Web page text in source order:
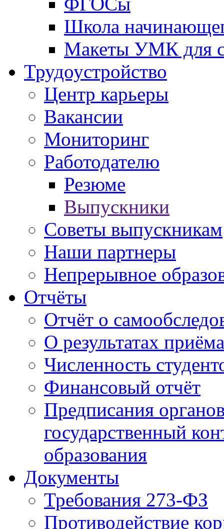
Школа
Макеты УМК для
Трудоустройство
Центр карьеры
Вакансии
Мониторинг
Работодателю
Резюме
Выпускники
Советы выпускникам
Наши партнеры
Непрерывное
Отчёты
Отчёт о
О результатах приёма
Численность
Финансовый отчёт
Предписания
государственный
образования
Документы
Требования 273-ФЗ
Противодействие